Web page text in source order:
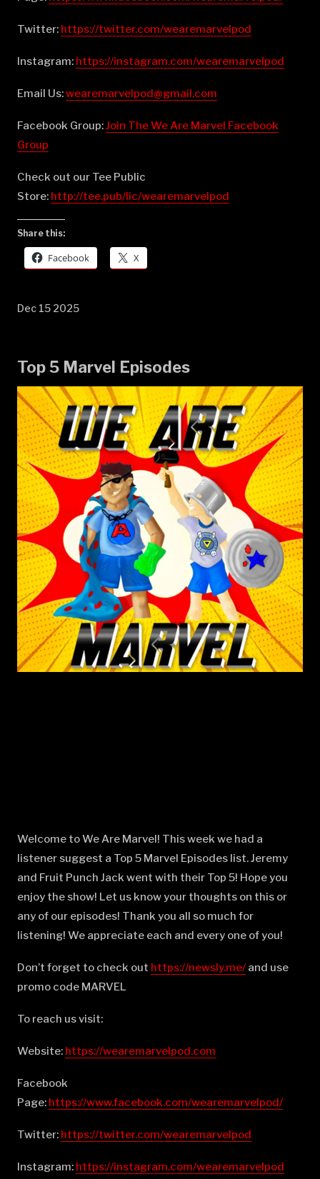
Twitter: ⁠⁠⁠⁠⁠⁠⁠⁠⁠⁠⁠⁠⁠⁠⁠⁠⁠⁠⁠⁠⁠⁠⁠⁠⁠⁠⁠⁠⁠⁠⁠⁠⁠⁠⁠⁠⁠⁠⁠⁠⁠⁠⁠⁠⁠⁠⁠⁠⁠⁠⁠⁠⁠⁠⁠⁠⁠⁠⁠⁠⁠https://twitter.com/wearemarvelpod⁠⁠⁠⁠⁠⁠⁠⁠⁠⁠⁠⁠⁠⁠⁠⁠⁠⁠⁠⁠⁠⁠⁠⁠⁠⁠⁠⁠⁠⁠⁠⁠⁠⁠⁠⁠⁠⁠⁠⁠⁠⁠⁠⁠⁠⁠⁠⁠⁠⁠⁠⁠⁠⁠⁠⁠⁠⁠⁠⁠⁠
Instagram: ⁠⁠⁠⁠⁠⁠⁠⁠⁠⁠⁠⁠⁠⁠⁠⁠⁠⁠⁠⁠⁠⁠⁠⁠⁠⁠⁠⁠⁠⁠⁠⁠⁠⁠⁠⁠⁠⁠⁠⁠⁠⁠⁠⁠⁠⁠⁠⁠⁠⁠⁠⁠⁠⁠⁠⁠⁠⁠⁠⁠⁠https://instagram.com/wearemarvelpod⁠⁠⁠⁠⁠⁠⁠⁠⁠⁠⁠⁠⁠⁠⁠⁠⁠⁠⁠⁠⁠⁠⁠⁠⁠⁠⁠⁠⁠⁠⁠⁠⁠⁠⁠⁠⁠⁠⁠⁠⁠⁠⁠⁠⁠⁠⁠⁠⁠⁠⁠⁠⁠⁠⁠⁠⁠⁠⁠⁠⁠
Email Us:⁠⁠⁠⁠⁠⁠⁠⁠⁠⁠⁠⁠⁠⁠⁠⁠⁠⁠⁠⁠⁠⁠⁠⁠⁠⁠⁠⁠⁠⁠⁠⁠⁠⁠⁠⁠⁠⁠⁠⁠⁠⁠⁠⁠⁠⁠⁠⁠⁠⁠⁠⁠⁠⁠⁠⁠⁠⁠⁠⁠⁠wearemarvelpod@gmail.com⁠⁠⁠⁠⁠⁠⁠⁠⁠⁠⁠⁠⁠⁠⁠⁠⁠⁠⁠⁠⁠⁠⁠⁠⁠⁠⁠⁠⁠⁠⁠⁠⁠⁠⁠⁠⁠⁠⁠⁠⁠⁠⁠⁠⁠⁠⁠⁠⁠⁠⁠⁠⁠⁠⁠⁠⁠⁠⁠⁠⁠
Facebook Group:⁠⁠⁠⁠⁠⁠⁠⁠⁠⁠⁠⁠⁠⁠⁠⁠⁠⁠⁠⁠⁠⁠⁠⁠⁠⁠⁠⁠⁠⁠⁠⁠⁠⁠⁠⁠⁠⁠⁠⁠⁠⁠⁠⁠⁠⁠⁠⁠⁠⁠⁠⁠⁠⁠⁠⁠⁠⁠⁠⁠⁠Join The We Are Marvel Facebook
Group⁠⁠⁠⁠⁠⁠⁠⁠⁠⁠⁠⁠⁠⁠⁠⁠⁠⁠⁠⁠⁠⁠⁠⁠⁠⁠⁠⁠⁠⁠⁠⁠⁠⁠⁠⁠⁠⁠⁠⁠⁠⁠⁠⁠⁠⁠⁠⁠⁠⁠⁠⁠⁠⁠⁠⁠⁠⁠⁠⁠⁠
Check out our Tee Public
Store: ⁠⁠⁠⁠⁠⁠⁠⁠⁠⁠⁠⁠⁠⁠⁠⁠⁠⁠⁠⁠⁠⁠⁠⁠⁠⁠⁠⁠⁠⁠⁠⁠⁠⁠⁠⁠⁠⁠⁠⁠⁠⁠⁠⁠⁠⁠⁠⁠⁠⁠⁠⁠⁠⁠⁠⁠⁠⁠⁠⁠⁠http://tee.pub/lic/wearemarvelpod⁠
Share this:
Facebook X
Dec 15 2025
Top 5 Marvel Episodes
Welcome to We Are Marvel! This week we had a
listener suggest a Top 5 Marvel Episodes list. Jeremy
and Fruit Punch Jack went with their Top 5! Hope you
enjoy the show! Let us know your thoughts on this or
any of our episodes! Thank you all so much for
listening! We appreciate each and every one of you!
Don’t forget to check out ⁠⁠⁠⁠⁠⁠⁠⁠⁠⁠⁠⁠⁠⁠⁠⁠⁠⁠⁠⁠⁠⁠⁠⁠⁠⁠⁠⁠⁠⁠⁠⁠⁠⁠⁠⁠⁠⁠⁠⁠⁠⁠⁠⁠⁠⁠⁠⁠⁠⁠⁠⁠⁠⁠⁠⁠⁠⁠⁠⁠https://newsly.me/⁠⁠⁠⁠⁠⁠⁠⁠⁠⁠⁠⁠⁠⁠⁠⁠⁠⁠⁠⁠⁠⁠⁠⁠⁠⁠⁠⁠⁠⁠⁠⁠⁠⁠⁠⁠⁠⁠⁠⁠⁠⁠⁠⁠⁠⁠⁠⁠⁠⁠⁠⁠⁠⁠⁠⁠⁠⁠⁠⁠ and use
promo code MARVEL
To reach us visit:
Website: ⁠⁠⁠⁠⁠⁠⁠⁠⁠⁠⁠⁠⁠⁠⁠⁠⁠⁠⁠⁠⁠⁠⁠⁠⁠⁠⁠⁠⁠⁠⁠⁠⁠⁠⁠⁠⁠⁠⁠⁠⁠⁠⁠⁠⁠⁠⁠⁠⁠⁠⁠⁠⁠⁠⁠⁠⁠⁠⁠⁠https://wearemarvelpod.com⁠⁠⁠⁠⁠⁠⁠⁠⁠⁠⁠⁠⁠⁠⁠⁠⁠⁠⁠⁠⁠⁠⁠⁠⁠⁠⁠⁠⁠⁠⁠⁠⁠⁠⁠⁠⁠⁠⁠⁠⁠⁠⁠⁠⁠⁠⁠⁠⁠⁠⁠⁠⁠⁠⁠⁠⁠⁠⁠⁠
Facebook
Page: ⁠⁠⁠⁠⁠⁠⁠⁠⁠⁠⁠⁠⁠⁠⁠⁠⁠⁠⁠⁠⁠⁠⁠⁠⁠⁠⁠⁠⁠⁠⁠⁠⁠⁠⁠⁠⁠⁠⁠⁠⁠⁠⁠⁠⁠⁠⁠⁠⁠⁠⁠⁠⁠⁠⁠⁠⁠⁠⁠⁠https://www.facebook.com/wearemarvelpod/⁠⁠⁠⁠⁠⁠⁠⁠⁠⁠⁠⁠⁠⁠⁠⁠⁠⁠⁠⁠⁠⁠⁠⁠⁠⁠⁠⁠⁠⁠⁠⁠⁠⁠⁠⁠⁠⁠⁠⁠⁠⁠⁠⁠⁠⁠⁠⁠⁠⁠⁠⁠⁠⁠⁠⁠⁠⁠⁠⁠
Twitter: ⁠⁠⁠⁠⁠⁠⁠⁠⁠⁠⁠⁠⁠⁠⁠⁠⁠⁠⁠⁠⁠⁠⁠⁠⁠⁠⁠⁠⁠⁠⁠⁠⁠⁠⁠⁠⁠⁠⁠⁠⁠⁠⁠⁠⁠⁠⁠⁠⁠⁠⁠⁠⁠⁠⁠⁠⁠⁠⁠⁠https://twitter.com/wearemarvelpod⁠⁠⁠⁠⁠⁠⁠⁠⁠⁠⁠⁠⁠⁠⁠⁠⁠⁠⁠⁠⁠⁠⁠⁠⁠⁠⁠⁠⁠⁠⁠⁠⁠⁠⁠⁠⁠⁠⁠⁠⁠⁠⁠⁠⁠⁠⁠⁠⁠⁠⁠⁠⁠⁠⁠⁠⁠⁠⁠⁠
Instagram: ⁠⁠⁠⁠⁠⁠⁠⁠⁠⁠⁠⁠⁠⁠⁠⁠⁠⁠⁠⁠⁠⁠⁠⁠⁠⁠⁠⁠⁠⁠⁠⁠⁠⁠⁠⁠⁠⁠⁠⁠⁠⁠⁠⁠⁠⁠⁠⁠⁠⁠⁠⁠⁠⁠⁠⁠⁠⁠⁠⁠https://instagram.com/wearemarvelpod⁠⁠⁠⁠⁠⁠⁠⁠⁠⁠⁠⁠⁠⁠⁠⁠⁠⁠⁠⁠⁠⁠⁠⁠⁠⁠⁠⁠⁠⁠⁠⁠⁠⁠⁠⁠⁠⁠⁠⁠⁠⁠⁠⁠⁠⁠⁠⁠⁠⁠⁠⁠⁠⁠⁠⁠⁠⁠⁠⁠